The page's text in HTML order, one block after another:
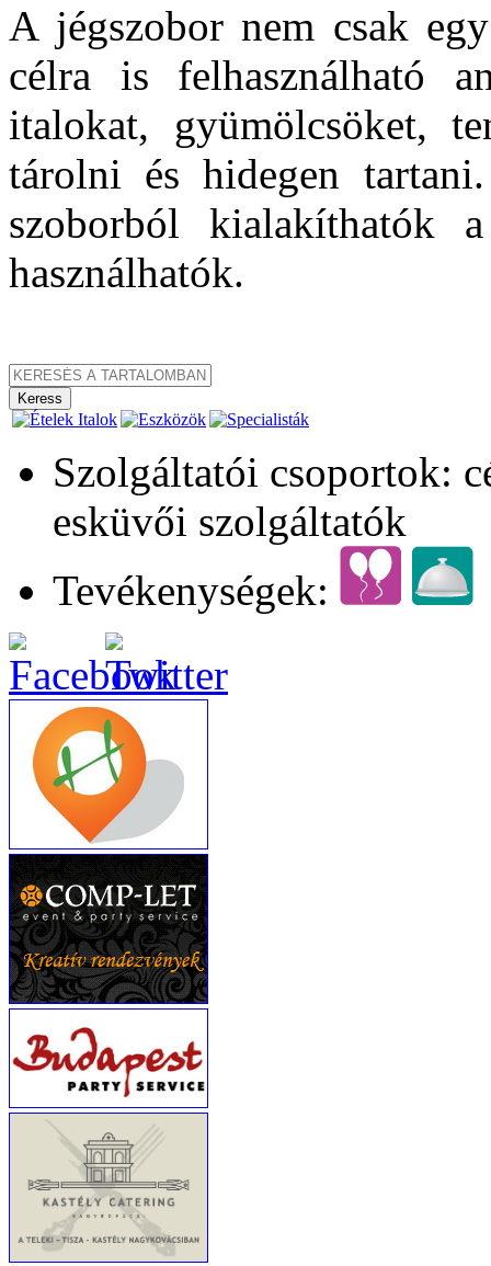
A jégszobor nem csak
célra is felhasználható
italokat, gyümölcsöket,
tárolni és hidegen
szoborból kialakíthatók
használhatók.
Szolgáltatói csoportok:
esküvői szolgáltatók
Tevékenységek: